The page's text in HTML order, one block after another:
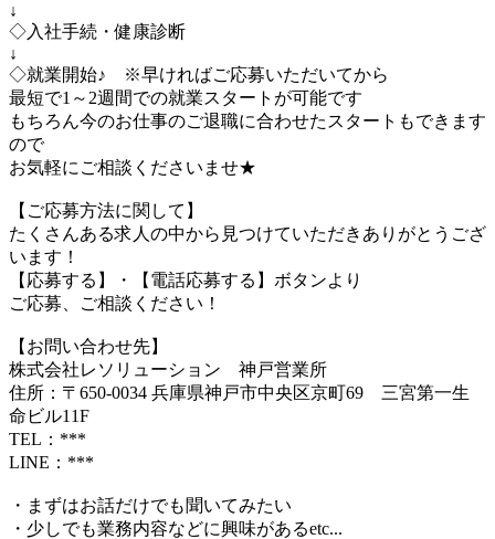
↓
◇入社手続・健康診断
↓
◇就業開始♪ ※早ければご応募いただいてから
最短で1～2週間での就業スタートが可能です
もちろん今のお仕事のご退職に合わせたスタートもできます
ので
お気軽にご相談くださいませ★
【ご応募方法に関して】
たくさんある求人の中から見つけていただきありがとうござ
います！
【応募する】・【電話応募する】ボタンより
ご応募、ご相談ください！
【お問い合わせ先】
株式会社レソリューション 神戸営業所
住所：〒650-0034 兵庫県神戸市中央区京町69 三宮第一生
命ビル11F
TEL：***
LINE：***
・まずはお話だけでも聞いてみたい
・少しでも業務内容などに興味があるetc...